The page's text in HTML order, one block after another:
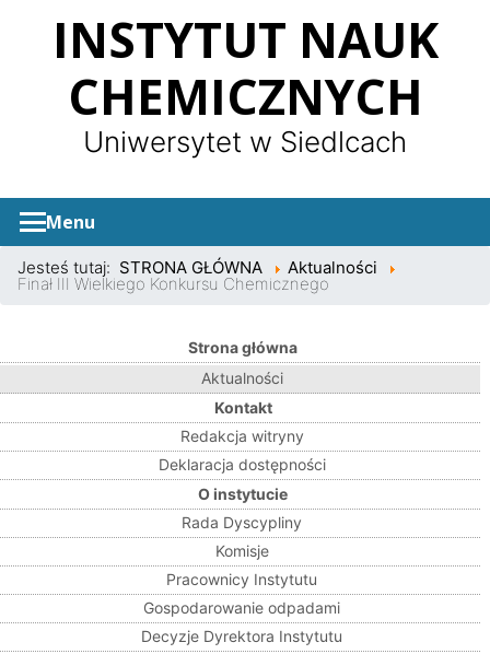
INSTYTUT NAUK
CHEMICZNYCH
Uniwersytet w Siedlcach
Menu
Jesteś tutaj: STRONA GŁÓWNA Aktualności
Finał III Wielkiego Konkursu Chemicznego
Strona główna
Aktualności
Kontakt
Redakcja witryny
Deklaracja dostępności
O instytucie
Rada Dyscypliny
Komisje
Pracownicy Instytutu
Gospodarowanie odpadami
Decyzje Dyrektora Instytutu